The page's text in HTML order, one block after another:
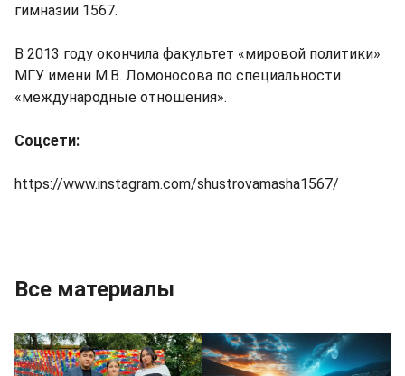
гимназии 1567.
В 2013 году окончила факультет «мировой политики»
МГУ имени М.В. Ломоносова по специальности
«международные отношения».
Соцсети:
https://www.instagram.com/shustrovamasha1567/
Все материалы